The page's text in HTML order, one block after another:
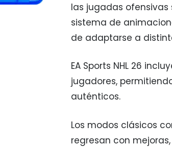
las jugadas
sistema de
de adaptarse a
EA Sports NHL 26
jugadores,
auténticos.
Los modos clásicos
regresan con